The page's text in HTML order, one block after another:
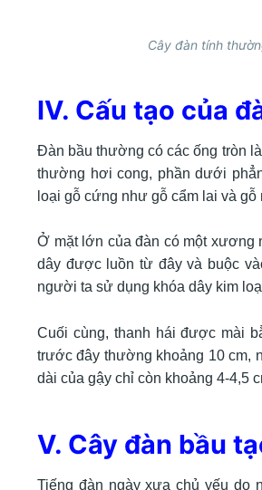
Cây đàn tính
IV. Cấu tạo của
Đàn bầu thường có các ống tròn
thường hơi cong, phần dưới
loại gỗ cứng như gỗ cẩm lai và gỗ
Ở mặt lớn của đàn có một xương
dây được luồn từ đây và buộc
người ta sử dụng khóa dây kim
Cuối cùng, thanh hái được mài
trước đây thường khoảng 10 cm,
dài của gậy chỉ còn khoảng 4-4,5
V. Cây đàn bầu
Tiếng đàn ngày xưa chủ yếu do